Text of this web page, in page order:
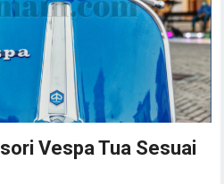
Vespa Tua Sesuai